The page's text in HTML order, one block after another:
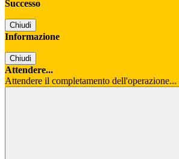
Successo
Chiudi
Informazione
Chiudi
Attendere...
Attendere il completamento dell'operazione...